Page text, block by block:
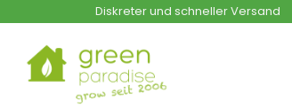
Hauptinhalt springen
Zur Suche springenDiskreter und schneller Versand